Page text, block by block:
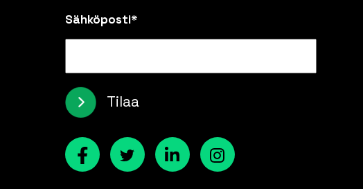
Sähköposti*
Tilaa